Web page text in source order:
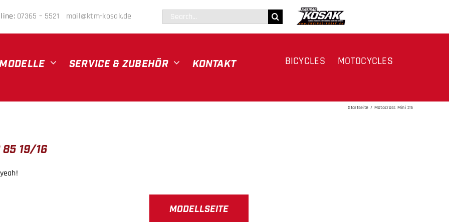
07365 – 5521 mail@ktm-kosak.de
Suche
nach:
MODELLE SERVICE & ZUBEHÖR KONTAKT BICYCLES MOTOCYCLES
Startseite Motocross Mini 25
85 19/16
MODELLSEITE